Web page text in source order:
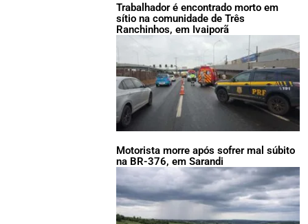
Trabalhador é encontrado morto em
sítio na comunidade de Três
Ranchinhos, em Ivaiporã
Motorista morre após sofrer mal súbito
na BR-376, em Sarandi